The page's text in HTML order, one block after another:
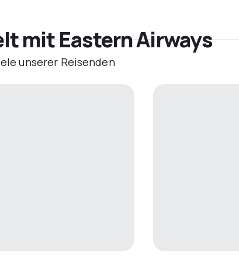
mit Eastern Airways
unserer Reisenden